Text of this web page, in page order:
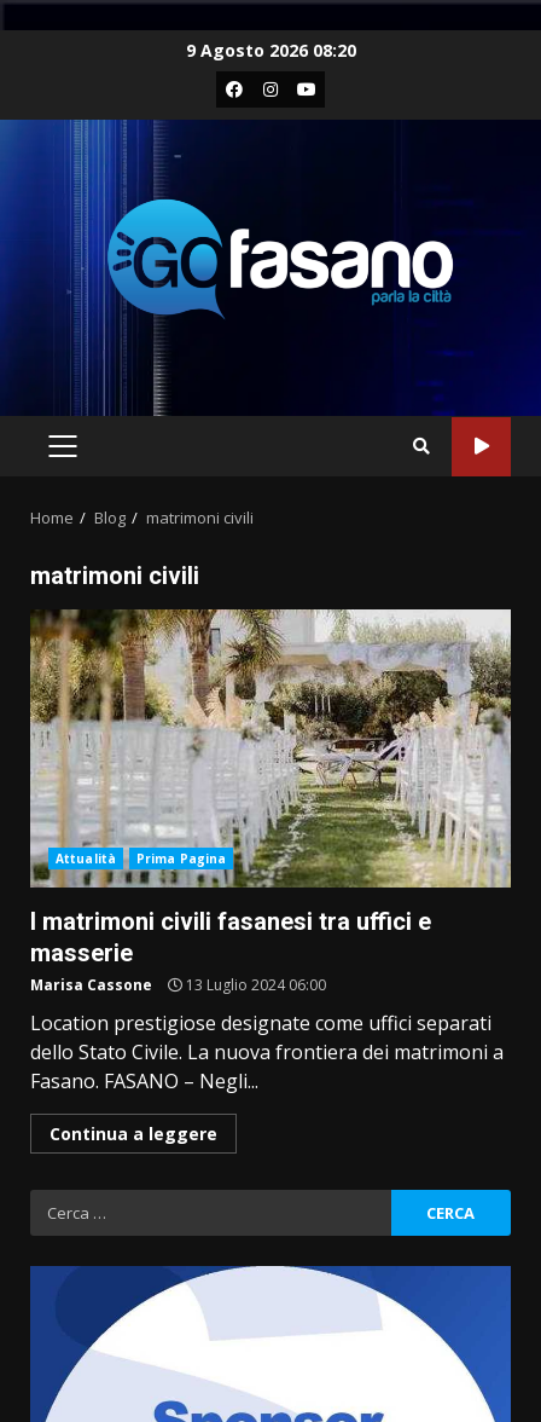
9 Agosto 2026 08:20
Facebook
Instagram
Youtube
PRIMARY
Home Blog matrimoni civili
matrimoni civili
Attualità Prima Pagina
I matrimoni civili fasanesi tra uffici e
masserie
Marisa Cassone 13 Luglio 2024 06:00
Location prestigiose designate come uffici separati
dello Stato Civile. La nuova frontiera dei matrimoni a
Fasano. FASANO – Negli...
Continua a leggere
Ricerca
per: